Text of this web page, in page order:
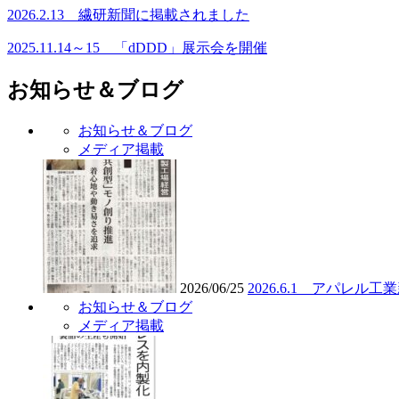
2026.2.13 繊研新聞に掲載されました
2025.11.14～15 「dDDD」展示会を開催
お知らせ＆ブログ
お知らせ＆ブログ
メディア掲載
2026/06/25 2026.6.1 アパレル工
お知らせ＆ブログ
メディア掲載